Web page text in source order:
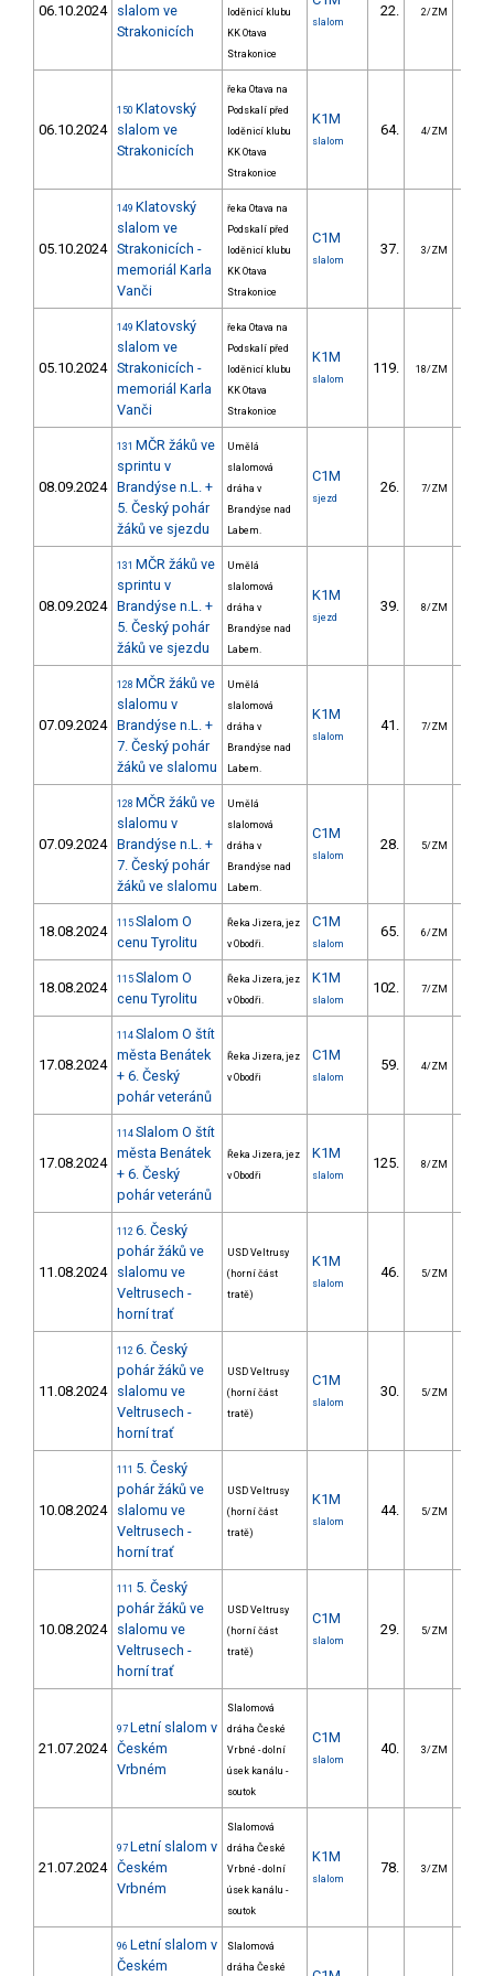
06.10.2024
slalom ve
Strakonicích
loděnicí klubu
KK Otava
Strakonice
slalom
22. 2/ZM
06.10.2024
150 Klatovský
slalom ve
Strakonicích
řeka Otava na
Podskalí před
loděnicí klubu
KK Otava
Strakonice
K1M
slalom
64. 4/ZM
05.10.2024
149 Klatovský
slalom ve
Strakonicích -
memoriál Karla
Vanči
řeka Otava na
Podskalí před
loděnicí klubu
KK Otava
Strakonice
C1M
slalom
37. 3/ZM
05.10.2024
149 Klatovský
slalom ve
Strakonicích -
memoriál Karla
Vanči
řeka Otava na
Podskalí před
loděnicí klubu
KK Otava
Strakonice
K1M
slalom
119. 18/ZM
08.09.2024
131 MČR žáků ve
sprintu v
Brandýse n.L. +
5. Český pohár
žáků ve sjezdu
Umělá
slalomová
dráha v
Brandýse nad
Labem.
C1M
sjezd
26. 7/ZM
08.09.2024
131 MČR žáků ve
sprintu v
Brandýse n.L. +
5. Český pohár
žáků ve sjezdu
Umělá
slalomová
dráha v
Brandýse nad
Labem.
K1M
sjezd
39. 8/ZM
07.09.2024
128 MČR žáků ve
slalomu v
Brandýse n.L. +
7. Český pohár
žáků ve slalomu
Umělá
slalomová
dráha v
Brandýse nad
Labem.
K1M
slalom
41. 7/ZM
07.09.2024
128 MČR žáků ve
slalomu v
Brandýse n.L. +
7. Český pohár
žáků ve slalomu
Umělá
slalomová
dráha v
Brandýse nad
Labem.
C1M
slalom
28. 5/ZM
18.08.2024 115 Slalom O
cenu Tyrolitu
Řeka Jizera, jez
v Obodři.
C1M
slalom
65. 6/ZM
18.08.2024 115 Slalom O
cenu Tyrolitu
Řeka Jizera, jez
v Obodři.
K1M
slalom
102. 7/ZM
17.08.2024
114 Slalom O štít
města Benátek
+ 6. Český
pohár veteránů
Řeka Jizera, jez
v Obodři
C1M
slalom
59. 4/ZM
17.08.2024
114 Slalom O štít
města Benátek
+ 6. Český
pohár veteránů
Řeka Jizera, jez
v Obodři
K1M
slalom
125. 8/ZM
11.08.2024
112 6. Český
pohár žáků ve
slalomu ve
Veltrusech -
horní trať
USD Veltrusy
(horní část
tratě)
K1M
slalom
46. 5/ZM
11.08.2024
112 6. Český
pohár žáků ve
slalomu ve
Veltrusech -
horní trať
USD Veltrusy
(horní část
tratě)
C1M
slalom
30. 5/ZM
10.08.2024
111 5. Český
pohár žáků ve
slalomu ve
Veltrusech -
horní trať
USD Veltrusy
(horní část
tratě)
K1M
slalom
44. 5/ZM
10.08.2024
111 5. Český
pohár žáků ve
slalomu ve
Veltrusech -
horní trať
USD Veltrusy
(horní část
tratě)
C1M
slalom
29. 5/ZM
21.07.2024
97 Letní slalom v
Českém
Vrbném
Slalomová
dráha České
Vrbné - dolní
úsek kanálu -
soutok
C1M
slalom
40. 3/ZM
21.07.2024
97 Letní slalom v
Českém
Vrbném
Slalomová
dráha České
Vrbné - dolní
úsek kanálu -
soutok
K1M
slalom
78. 3/ZM
96 Letní slalom v
Českém
Slalomová
dráha České